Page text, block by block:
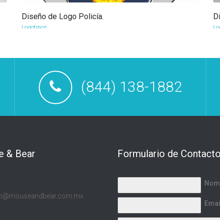
more info
Diseño de Logo Policía.
Logotipos
(844) 138-1882
& Bear Formulario de Contacto
Email